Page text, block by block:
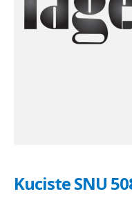
Kuciste SNU